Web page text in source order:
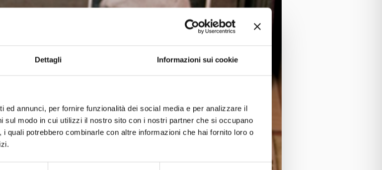
Dettagli Informazioni sui cookie
ed annunci, per fornire funzionalità dei social media e per analizzare il
sul modo in cui utilizzi il nostro sito con i nostri partner che si occupano
quali potrebbero combinarle con altre informazioni che hai fornito loro o